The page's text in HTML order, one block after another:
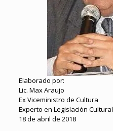
Elaborado por:
Lic. Max Araujo
Ex Viceministro de Cultura
Experto en Legislación Cultural
18 de abril de 2018